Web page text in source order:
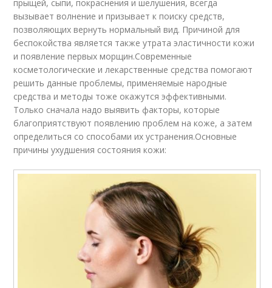
прыщей, сыпи, покраснения и шелушения, всегда
вызывает волнение и призывает к поиску средств,
позволяющих вернуть нормальный вид. Причиной для
беспокойства является также утрата эластичности кожи
и появление первых морщин.Современные
косметологические и лекарственные средства помогают
решить данные проблемы, применяемые народные
средства и методы тоже окажутся эффективными.
Только сначала надо выявить факторы, которые
благоприятствуют появлению проблем на коже, а затем
определиться со способами их устранения.Основные
причины ухудшения состояния кожи: